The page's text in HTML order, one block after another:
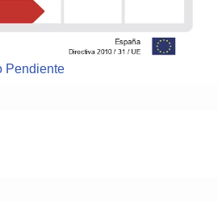
Pendiente